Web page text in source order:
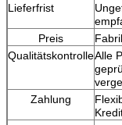
Lieferfrist
Preis
QualitätskontrolleAlle
Zahlung